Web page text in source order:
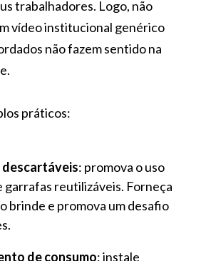
trabalhadores. Logo, não
vídeo institucional genérico
não fazem sentido na
práticos:
descartáveis: promova o uso
garrafas reutilizáveis. Forneça
brinde e promova um desafio
de consumo: instale